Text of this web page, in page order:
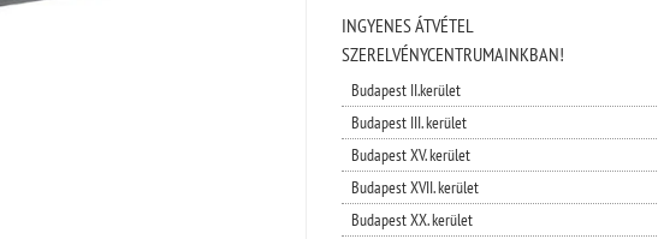
INGYENES ÁTVÉTEL
SZERELVÉNYCENTRUMAINKBAN!
Budapest II.kerület
Budapest III. kerület
Budapest XV. kerület
Budapest XVII. kerület
Budapest XX. kerület